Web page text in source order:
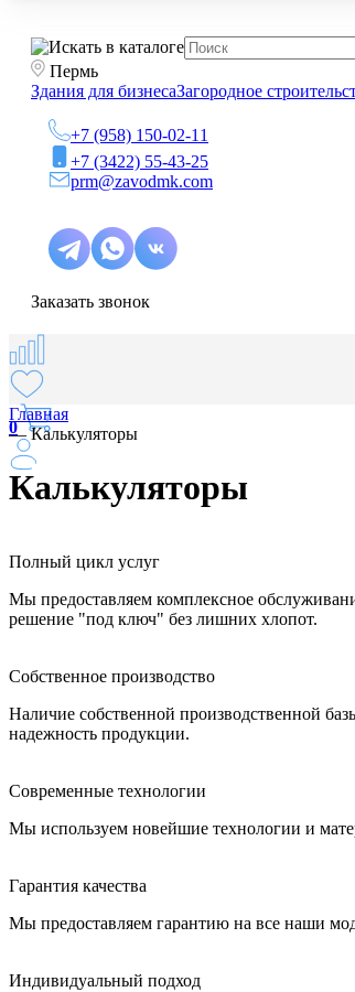
Пермь
Здания для бизнесаЗагородное
+7 (958) 150-02-11
+7 (3422) 55-43-25
prm@zavodmk.com
Заказать звонок
0
Главная
—Калькуляторы
Калькуляторы
Полный цикл услуг
Мы предоставляем комплексное
решение "под ключ" без лишних хлопот.
Собственное производство
Наличие собственной производственной
надежность продукции.
Современные технологии
Мы используем новейшие технологии и
Гарантия качества
Мы предоставляем гарантию на все наши
Индивидуальный подход